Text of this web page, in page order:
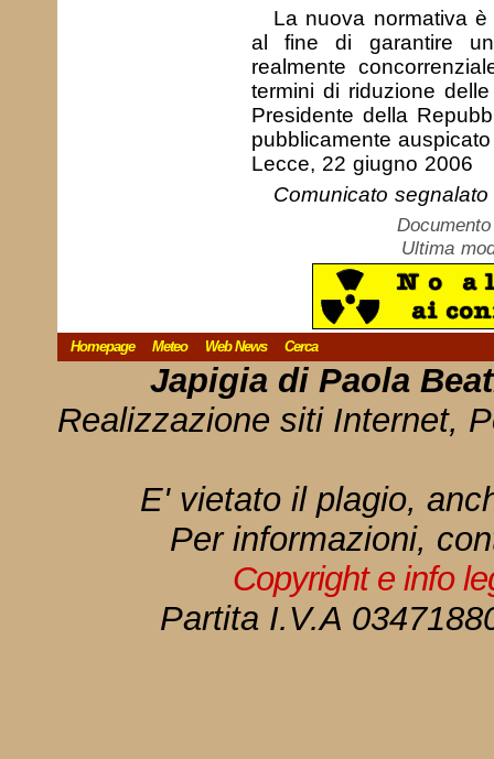
La nuova normativa
al fine di garantire un
realmente
termini di riduzione
Presidente della
pubblicamente
Lecce, 22 giugno 2006
Comunicato
Ultima
Homepage Meteo Web News Cerca
Japigia di Paola
Realizzazione siti Internet,
E' vietato il plagio,
Per informazioni,
Copyright e info
Partita I.V.A